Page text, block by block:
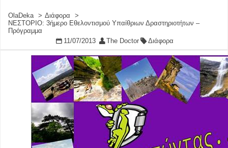
OlaDeka
Διάφορα
ΝΕΣΤΟΡΙΟ: 3ήμερο Εθελοντισμού Υπαίθριων Δραστηριοτήτων –
Πρόγραμμα
11/07/2013
The Doctor Διάφορα